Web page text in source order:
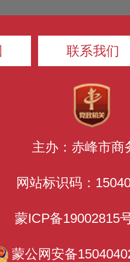
联系我们
主办：赤峰市商
网站标识码：
蒙ICP备
蒙公网安备